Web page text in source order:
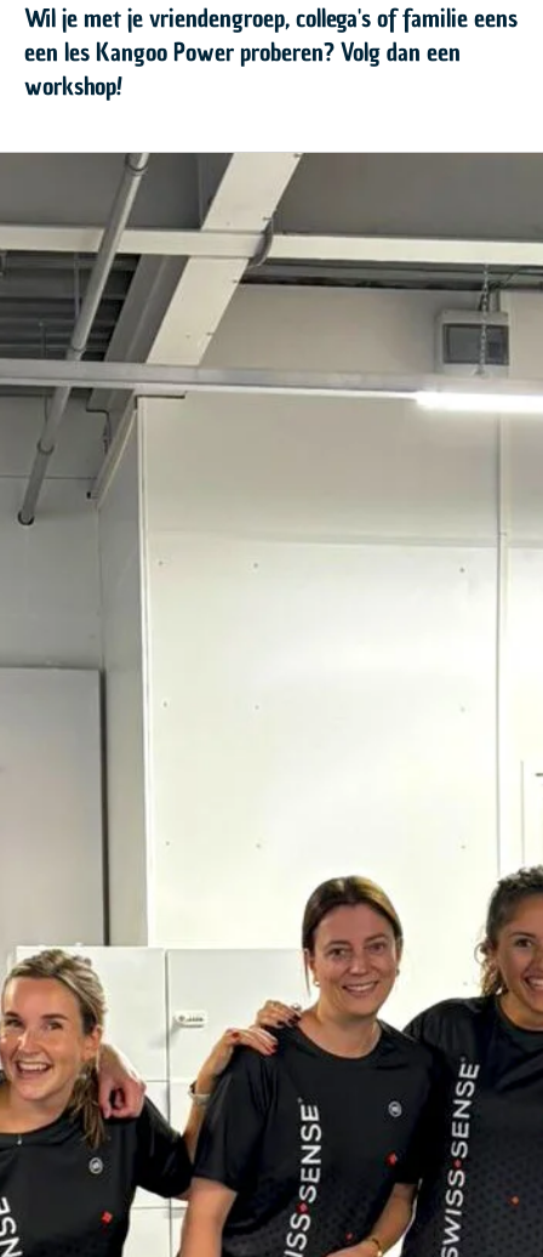
Wil je met je vriendengroep, collega's of familie eens
een les Kangoo Power proberen? Volg dan een
workshop!